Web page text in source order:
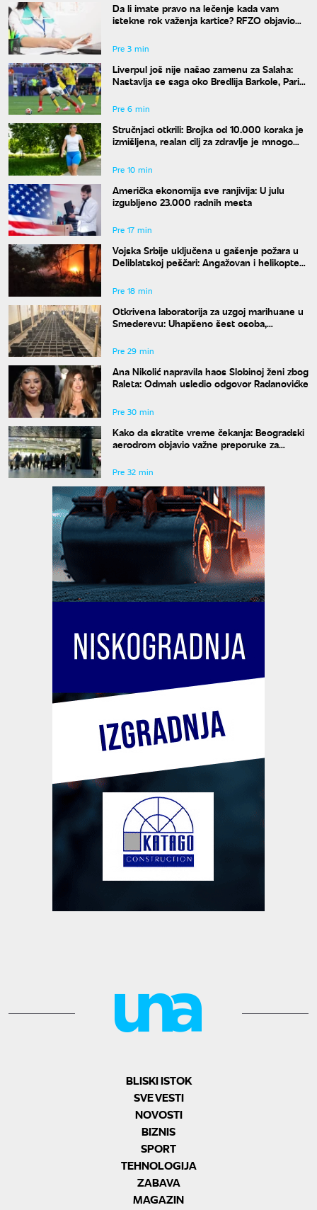
Da li imate pravo na lečenje kada vam
istekne rok važenja kartice? RFZO objavio
Pre 3 min
Liverpul još nije našao zamenu za Salaha:
Nastavlja se saga oko Bredlija Barkole, Pari
Pre 6 min
Stručnjaci otkrili: Brojka od 10.000 koraka je
izmišljena, realan cilj za zdravlje je mnogo
Pre 10 min
Američka ekonomija sve ranjivija: U julu
izgubljeno 23.000 radnih mesta
Pre 17 min
Vojska Srbije uključena u gašenje požara u
Deliblatskoj peščari: Angažovan i helikopter
Pre 18 min
Otkrivena laboratorija za uzgoj marihuane u
Smederevu: Uhapšeno šest osoba,
Pre 29 min
Ana Nikolić napravila haos Slobinoj ženi zbog
Raleta: Odmah usledio odgovor Radanovićke
Pre 30 min
Kako da skratite vreme čekanja: Beogradski
aerodrom objavio važne preporuke za
Pre 32 min
BLISKI ISTOK
SVE VESTI
NOVOSTI
BIZNIS
SPORT
TEHNOLOGIJA
ZABAVA
MAGAZIN